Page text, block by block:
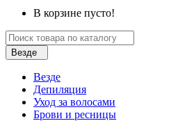
В корзине пусто!
Везде
Везде
Депиляция
Уход за волосами
Брови и ресницы